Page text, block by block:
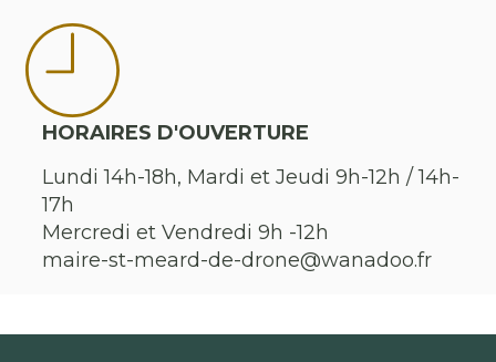
HORAIRES D'OUVERTURE
Lundi 14h-18h, Mardi et Jeudi 9h-12h / 14h-
17h
Mercredi et Vendredi 9h -12h
maire-st-meard-de-drone@wanadoo.fr